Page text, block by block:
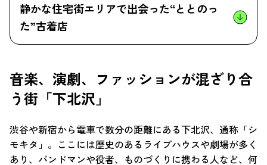
静かな住宅街エリアで出会った“ととのっ
た”古着店
音楽、演劇、ファッションが混ざり合
う街「下北沢」
渋谷や新宿から電車で数分の距離にある下北沢、通称「シ
モキタ」。ここには歴史のあるライブハウスや劇場が多く
あり、バンドマンや役者、ものづくりに携わる人など、何